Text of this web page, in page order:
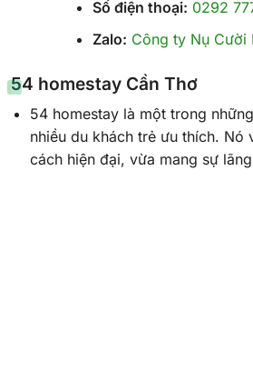
Số điện thoại: 0292
Zalo: Công ty Nụ Cười
54 homestay Cần Thơ
54 homestay là một trong
nhiều du khách trẻ ưu thích. Nó
cách hiện đại, vừa mang sự